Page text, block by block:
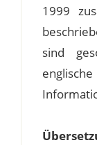
1999
sind